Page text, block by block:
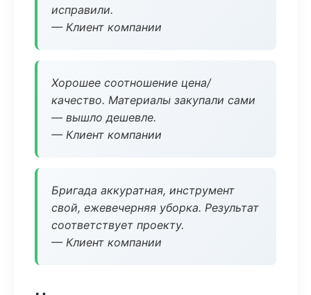
исправили.
— Клиент компании
Хорошее соотношение цена/
качество. Материалы закупали сами
— вышло дешевле.
— Клиент компании
Бригада аккуратная, инструмент
свой, ежевечерняя уборка. Результат
соответствует проекту.
— Клиент компании